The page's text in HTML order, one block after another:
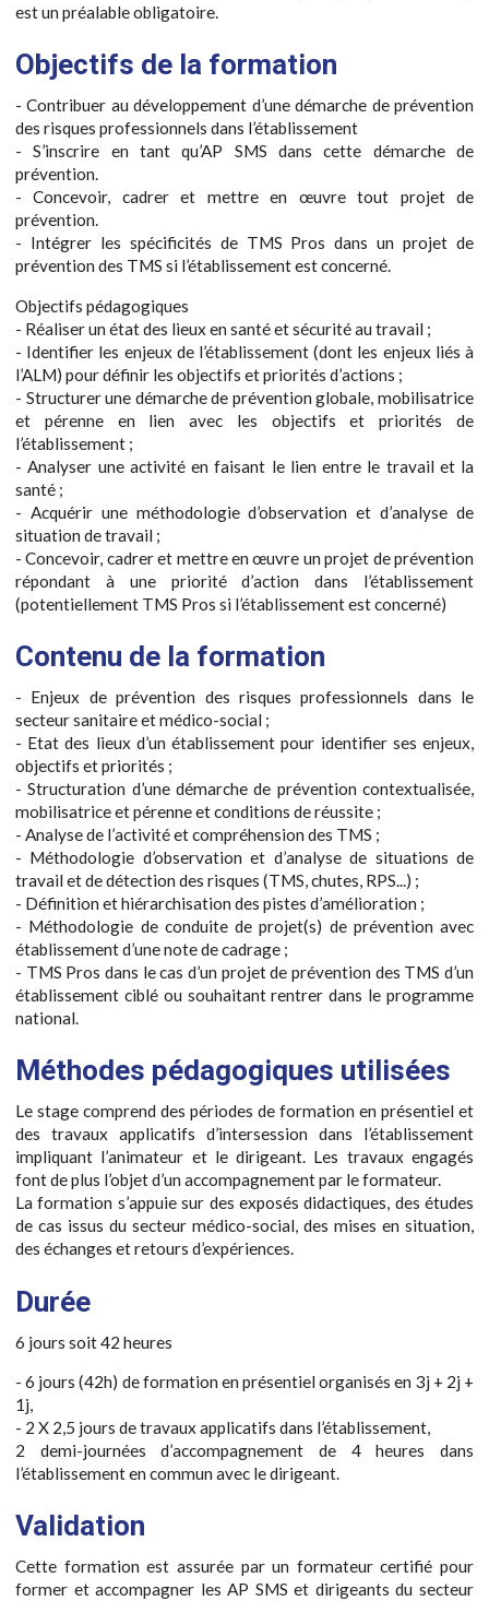
est un préalable obligatoire.
Objectifs de la formation
- Contribuer au développement d’une démarche de prévention
des risques professionnels dans l’établissement
- S’inscrire en tant qu’AP SMS dans cette démarche de
prévention.
- Concevoir, cadrer et mettre en œuvre tout projet de
prévention.
- Intégrer les spécificités de TMS Pros dans un projet de
prévention des TMS si l’établissement est concerné.
Objectifs pédagogiques
- Réaliser un état des lieux en santé et sécurité au travail ;
- Identifier les enjeux de l’établissement (dont les enjeux liés à
l’ALM) pour définir les objectifs et priorités d’actions ;
- Structurer une démarche de prévention globale, mobilisatrice
et pérenne en lien avec les objectifs et priorités de
l’établissement ;
- Analyser une activité en faisant le lien entre le travail et la
santé ;
- Acquérir une méthodologie d’observation et d’analyse de
situation de travail ;
- Concevoir, cadrer et mettre en œuvre un projet de prévention
répondant à une priorité d’action dans l’établissement
(potentiellement TMS Pros si l’établissement est concerné)
Contenu de la formation
- Enjeux de prévention des risques professionnels dans le
secteur sanitaire et médico-social ;
- Etat des lieux d’un établissement pour identifier ses enjeux,
objectifs et priorités ;
- Structuration d’une démarche de prévention contextualisée,
mobilisatrice et pérenne et conditions de réussite ;
- Analyse de l’activité et compréhension des TMS ;
- Méthodologie d’observation et d’analyse de situations de
travail et de détection des risques (TMS, chutes, RPS...) ;
- Définition et hiérarchisation des pistes d’amélioration ;
- Méthodologie de conduite de projet(s) de prévention avec
établissement d’une note de cadrage ;
- TMS Pros dans le cas d’un projet de prévention des TMS d’un
établissement ciblé ou souhaitant rentrer dans le programme
national.
Méthodes pédagogiques utilisées
Le stage comprend des périodes de formation en présentiel et
des travaux applicatifs d’intersession dans l’établissement
impliquant l’animateur et le dirigeant. Les travaux engagés
font de plus l’objet d’un accompagnement par le formateur.
La formation s’appuie sur des exposés didactiques, des études
de cas issus du secteur médico-social, des mises en situation,
des échanges et retours d’expériences.
Durée
6 jours soit 42 heures
- 6 jours (42h) de formation en présentiel organisés en 3j + 2j +
1j,
- 2 X 2,5 jours de travaux applicatifs dans l’établissement,
2 demi-journées d’accompagnement de 4 heures dans
l’établissement en commun avec le dirigeant.
Validation
Cette formation est assurée par un formateur certifié pour
former et accompagner les AP SMS et dirigeants du secteur